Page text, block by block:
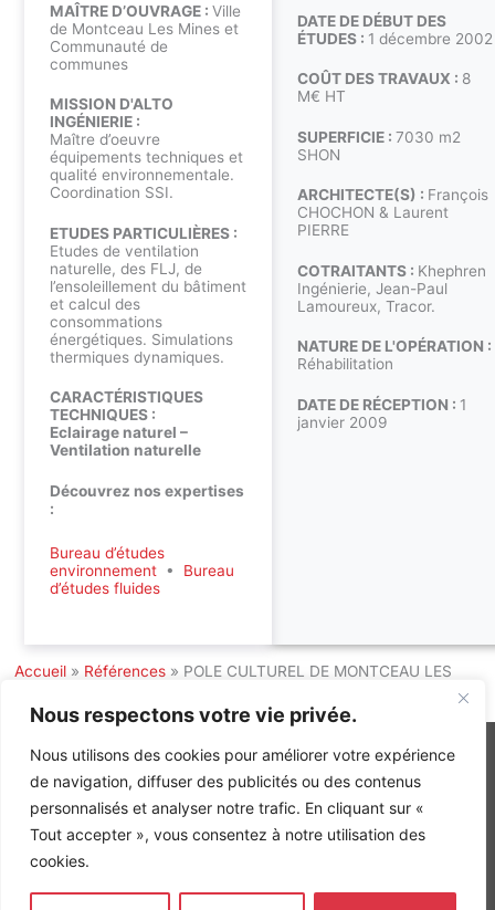
Nous respectons votre vie privée.
Nous utilisons des cookies pour améliorer votre expérience
de navigation, diffuser des publicités ou des contenus
personnalisés et analyser notre trafic. En cliquant sur «
Tout accepter », vous consentez à notre utilisation des
cookies.
DATE DE DÉBUT DES
ÉTUDES : 1 décembre 2002
COÛT DES TRAVAUX : 8
M€ HT
SUPERFICIE : 7030 m2
SHON
ARCHITECTE(S) : François
CHOCHON & Laurent
PIERRE
COTRAITANTS : Khephren
Ingénierie, Jean-Paul
Lamoureux, Tracor.
NATURE DE L'OPÉRATION :
Réhabilitation
DATE DE RÉCEPTION : 1
janvier 2009
MAÎTRE D’OUVRAGE : Ville
de Montceau Les Mines et
Communauté de
communes
MISSION D'ALTO
INGÉNIERIE :
Maître d’oeuvre
équipements techniques et
qualité environnementale.
Coordination SSI.
ETUDES PARTICULIÈRES :
Etudes de ventilation
naturelle, des FLJ, de
l’ensoleillement du bâtiment
et calcul des
consommations
énergétiques. Simulations
thermiques dynamiques.
CARACTÉRISTIQUES
TECHNIQUES :
Eclairage naturel –
Ventilation naturelle
Découvrez nos expertises
:
Bureau d’études
environnement• Bureau
d’études fluides
Accueil » Références » POLE CULTUREL DE MONTCEAU LES
INGÉNIERIE DE L’ÉNERGIE ET DE L’ENVIRONNEMENT
CONCEVONS, ENSEMBLE, L’ENVIRONNEMENT BÂTI DE DEMAIN
Tel. +33 (0)1 64 68 18 50